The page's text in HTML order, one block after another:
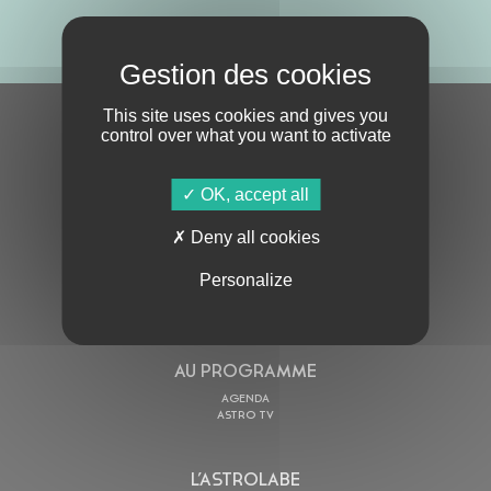
S'ABONNER À LA NEWSLETTER
AU PROGRAMME
AGENDA
ASTRO TV
L’ASTROLABE
This site uses cookies and gives you
control over what you want to activate
OK, accept all
Deny all cookies
Personalize